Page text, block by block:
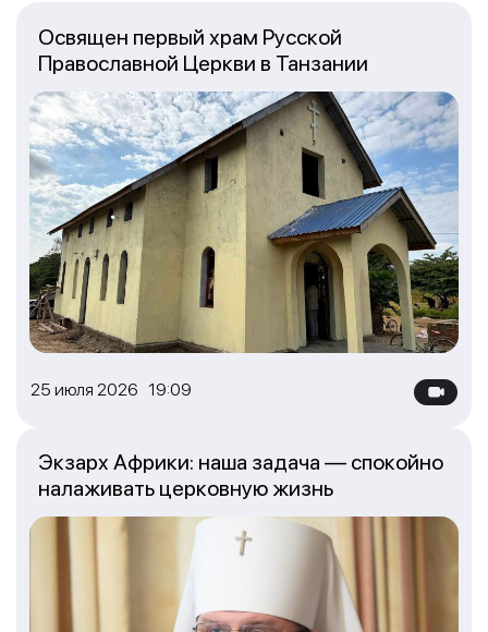
25 июля 2026 19:09
Освящен первый храм Русской
Православной Церкви в Танзании
Экзарх Африки: наша задача — спокойно
налаживать церковную жизнь